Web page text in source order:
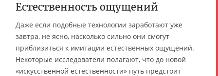
Естественность ощущений
Даже если подобные технологии заработают уже
завтра, не ясно, насколько сильно они смогут
приблизиться к имитации естественных ощущений.
Некоторые исследователи полагают, что до новой
«искусственной естественности» путь предстоит